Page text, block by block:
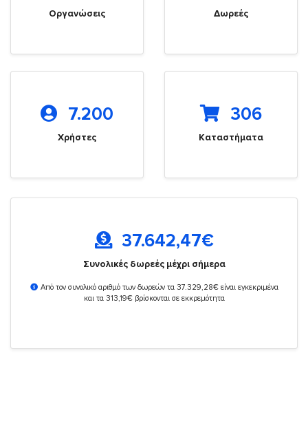
Οργανώσεις Δωρεές
7.200
Χρήστες
306
Καταστήματα
37.642,47€
Συνολικές δωρεές μέχρι σήμερα
Από τον συνολικό αριθμό των δωρεών τα 37.329,28€ είναι εγκεκριμένα
και τα 313,19€ βρίσκονται σε εκκρεμότητα